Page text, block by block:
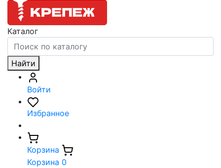
Каталог
Найти
Войти
Избранное
Корзина
Корзина 0